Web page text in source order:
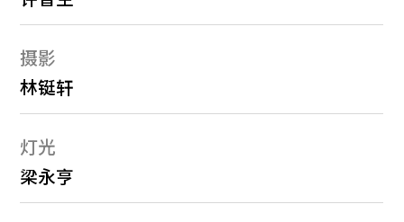
摄影
林铤轩
灯光
梁永亨